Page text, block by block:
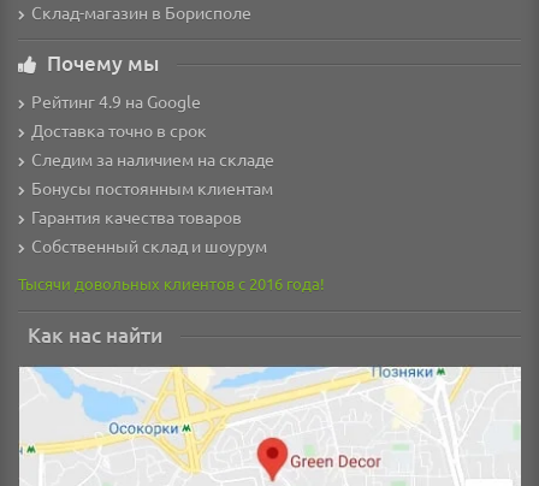
Склад-магазин в Борисполе
Почему мы
Рейтинг 4.9 на Google
Доставка точно в срок
Следим за наличием на складе
Бонусы постоянным клиентам
Гарантия качества товаров
Собственный склад и шоурум
Тысячи довольных клиентов с 2016 года!
Как нас найти